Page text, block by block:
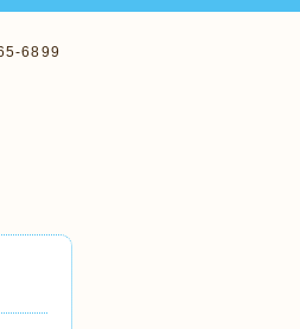
6899